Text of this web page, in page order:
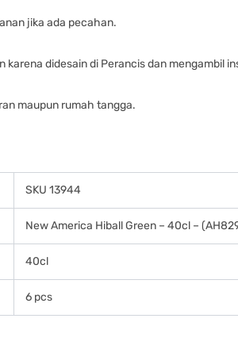
jika ada pecahan.
karena didesain di Perancis dan mengambil
maupun rumah tangga.
SKU 13944
New America Hiball Green – 40cl –
40cl
6 pcs